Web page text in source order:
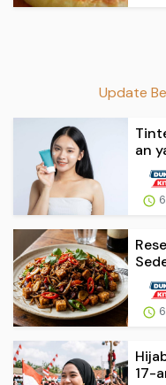
Update
an
17-